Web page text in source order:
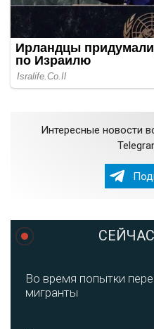
Интересные новости
Во время попытки
мигранты